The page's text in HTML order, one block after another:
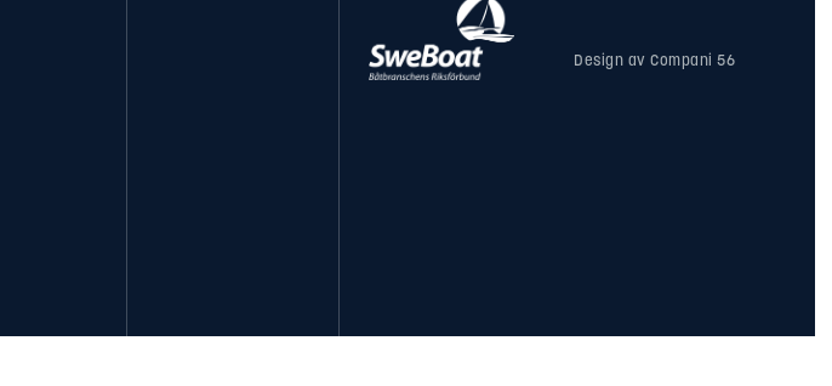
Design av Compani 56